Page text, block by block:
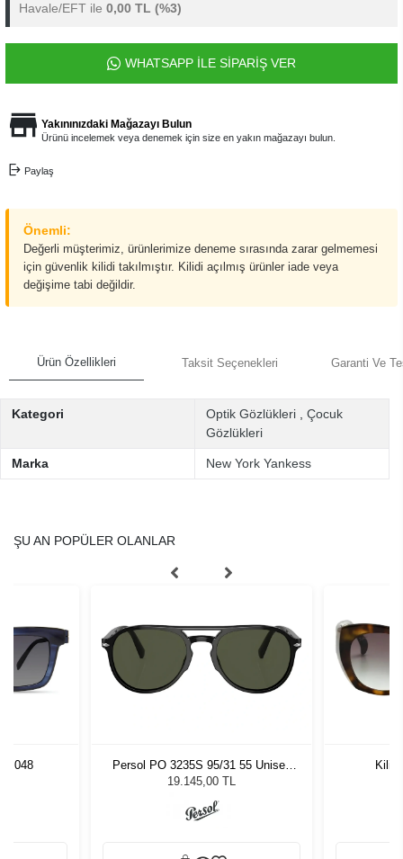
Havale/EFT ile 0,00 TL (%3)
WHATSAPP İLE SİPARİŞ VER
Yakınınızdaki Mağazayı Bulun
Ürünü incelemek veya denemek için size en yakın mağazayı bulun.
Paylaş
Önemli:
Değerli müşterimiz, ürünlerimize deneme sırasında zarar gelmemesi
için güvenlik kilidi takılmıştır. Kilidi açılmış ürünler iade veya
değişime tabi değildir.
Ürün Özellikleri Taksit Seçenekleri Garanti Ve
Kategori Optik Gözlükleri
Çocuk
Gözlükleri
Marka New York Yankess
ŞU AN POPÜLER OLANLAR
048
Persol PO 3235S 95/31 55 Unisex
Güneş Gözlüğü
19.145,00 TL